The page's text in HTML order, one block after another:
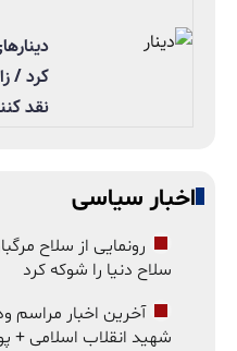
کرد /
نقد
اخبار سیاسی
رونمایی از سلاح
سلاح دنیا را شوکه کرد
آخرین اخبار مراسم
شهید انقلاب اسلامی